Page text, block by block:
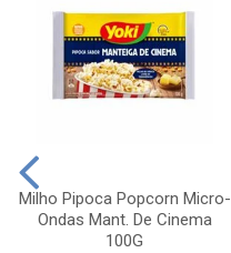
Milho Pipoca Popcorn Micro-
Ondas Mant. De Cinema
100G